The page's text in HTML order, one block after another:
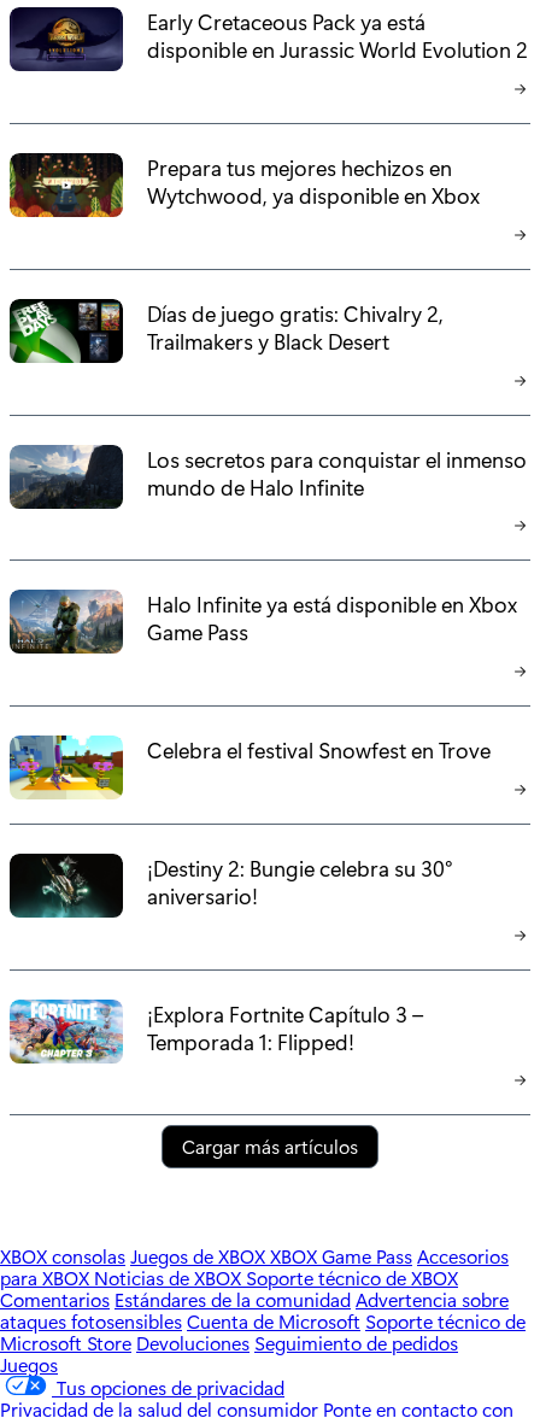
Early Cretaceous Pack ya está
disponible en Jurassic World Evolution 2
Prepara tus mejores hechizos en
Wytchwood, ya disponible en Xbox
Días de juego gratis: Chivalry 2,
Trailmakers y Black Desert
Los secretos para conquistar el inmenso
mundo de Halo Infinite
Halo Infinite ya está disponible en Xbox
Game Pass
Celebra el festival Snowfest en Trove
¡Destiny 2: Bungie celebra su 30°
aniversario!
¡Explora Fortnite Capítulo 3 –
Temporada 1: Flipped!
Cargar más artículos
XBOX consolasJuegos de XBOXXBOX Game PassAccesorios
para XBOX Noticias de XBOX Soporte técnico de XBOX
Comentarios Estándares de la comunidadAdvertencia sobre
ataques fotosensiblesCuenta de Microsoft Soporte técnico de
Microsoft Store Devoluciones Seguimiento de pedidos
Juegos
Tus opciones de privacidad
Privacidad de la salud del consumidor Ponte en contacto con